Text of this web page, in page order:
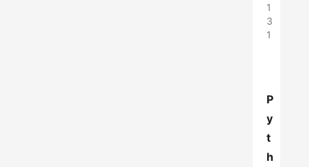
1
3
1
P
y
t
h